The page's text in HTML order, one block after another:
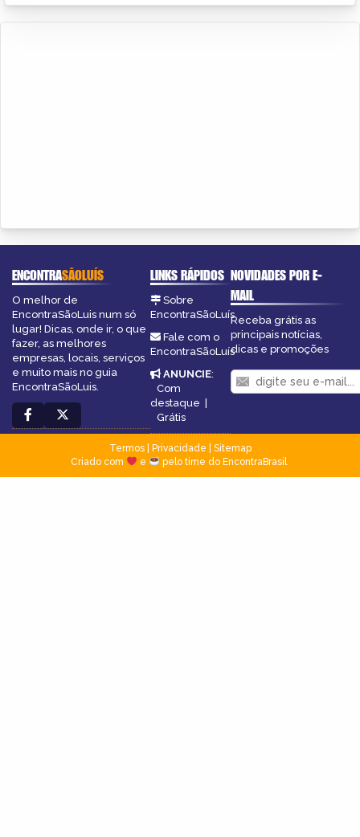
ENCONTRASÃOLUÍS
O melhor de
EncontraSãoLuis num só
lugar! Dicas, onde ir, o que
fazer, as melhores
empresas, locais, serviços
e muito mais no guia
EncontraSãoLuis.
LINKS RÁPIDOS
Sobre
EncontraSãoLuís
Fale com o
EncontraSãoLuís
ANUNCIE:
Com
destaque |
Grátis
NOVIDADES POR E-
MAIL
Receba grátis as
principais notícias,
dicas e promoções
Termos| Privacidade
Sitemap
Criado com
e pelo time do EncontraBrasil